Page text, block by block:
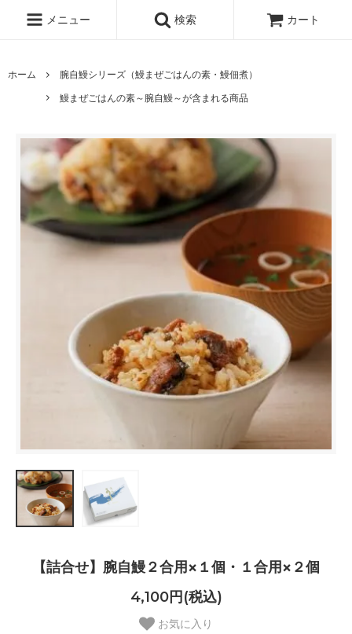
メニュー 検索 カート
ホーム
腕自鰻シリーズ（鰻まぜごはんの素・鰻佃煮）
鰻まぜごはんの素～腕自鰻～が含まれる商品
【詰合せ】腕自鰻２合用×１個・１合用×２個
4,100円(税込)
お気に入り